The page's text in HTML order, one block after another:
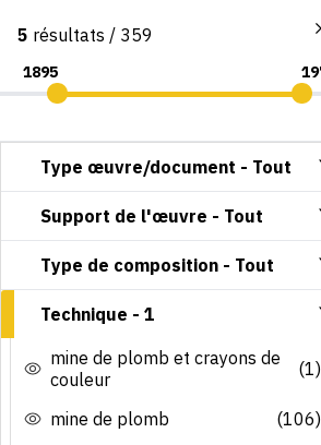
Consultation par image
5 résultats / 359
Type œuvre/document - Tout
Support de l'œuvre - Tout
Type de composition - Tout
Technique - 1
mine de plomb et crayons de
couleur
(1)
mine de plomb
(106)